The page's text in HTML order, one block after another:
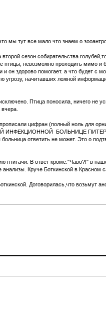
тут все мало что знаем о
сезон собирательства
птицы, невозможно проходить
он здорово помогает. а что будет
начитавших ложной
Птица поносила, ничего не
цифран (полный ноль для
ИНФЕКЦИОННОЙ БОЛЬНИЦЕ
ответить не может. Это о
В ответ кроме:"Чаво?!" в
Круче Боткинской в
Договорилась,что возьмут